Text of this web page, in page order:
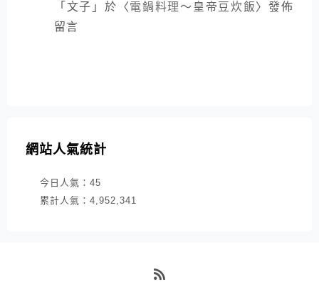
「 文子 」於〈電鍋料理～皇帝豆炊飯〉發佈
留言
網站人氣統計
今日人氣： 45
累計人氣： 4,952,341